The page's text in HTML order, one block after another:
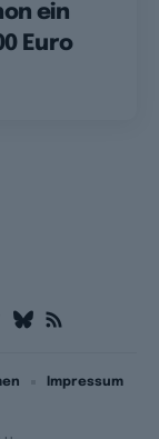
ein
Euro
Impressum